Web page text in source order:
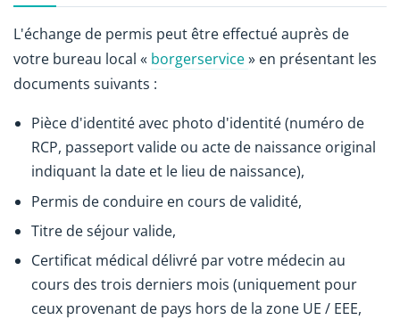
L'échange de permis peut être effectué auprès de
votre bureau local « borgerservice» en présentant les
documents suivants :
Pièce d'identité avec photo d'identité (numéro de
RCP, passeport valide ou acte de naissance original
indiquant la date et le lieu de naissance),
Permis de conduire en cours de validité,
Titre de séjour valide,
Certificat médical délivré par votre médecin au
cours des trois derniers mois (uniquement pour
ceux provenant de pays hors de la zone UE / EEE,